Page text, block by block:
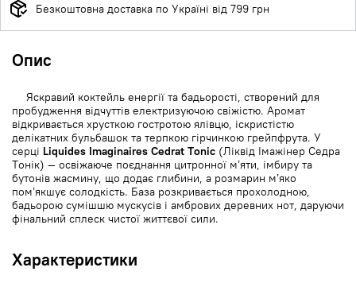
Безкоштовна доставка по Україні від 799 грн
Опис
Яскравий коктейль енергії та бадьорості, створений для
пробудження відчуттів електризуючою свіжістю. Аромат
відкривається хрусткою гостротою ялівцю, іскристістю
делікатних бульбашок та терпкою гірчинкою грейпфрута. У
серці Liquides Imaginaires Cedrat Tonic (Ліквід Імажінер Седра
Тонік) — освіжаюче поєднання цитронної м’яти, імбиру та
бутонів жасмину, що додає глибини, а розмарин м’яко
пом’якшує солодкість. База розкривається прохолодною,
бадьорою сумішшю мускусів і амбрових деревних нот, даруючи
фінальний сплеск чистої життєвої сили.
Характеристики